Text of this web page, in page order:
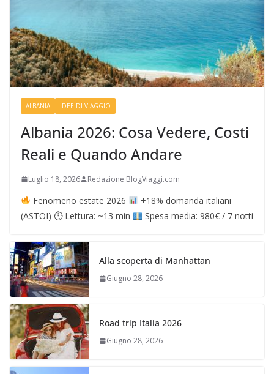
ALBANIA IDEE DI VIAGGIO
Albania 2026: Cosa Vedere, Costi
Reali e Quando Andare
Luglio 18, 2026 Redazione BlogViaggi.com
Fenomeno estate 2026
+18% domanda italiani
(ASTOI) ⏱ Lettura: ~13 min
Spesa media: 980€ / 7 notti
Alla scoperta di Manhattan
Giugno 28, 2026
Road trip Italia 2026
Giugno 28, 2026